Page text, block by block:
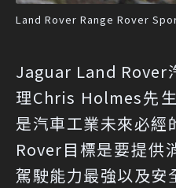
Land Rover Range Rover
Jaguar Land Rover
理Chris Holmes先
是汽車工業未來必
Rover目標是要提供
駕駛能力最強以及安